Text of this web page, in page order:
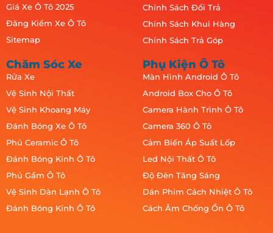
Giá Xe Ô Tô 2025
Đăng Kiểm Xe Ô Tô
Sitemap
Chính Sách Đổi Trả
Chính Sách Khui Hàng
Chính Sách Trả Góp
Chăm Sóc Xe
Rửa Xe
Vệ Sinh Nội Thất
Vệ Sinh Khoang Máy
Đánh Bóng Xe Ô Tô
Phủ Ceramic Ô Tô
Đánh Bóng Kính Ô Tô
Phủ Gầm Ô Tô
Vệ Sinh Dàn Lạnh Ô Tô
Đánh Bóng Kính Ô Tô
Phụ Kiện Ô Tô
Màn Hình Android Ô Tô
Android Box Cho Ô Tô
Camera Hành Trình Ô Tô
Camera 360 Ô Tô
Cảm Biến Áp Suất Lốp
Led Nội Thất Ô Tô
Độ Đèn Tăng Sáng
Dán Phim Cách Nhiệt Ô Tô
Cách Âm Chống Ồn Ô Tô